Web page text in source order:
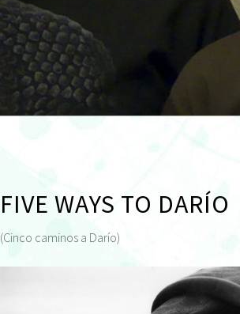
FIVE WAYS TO DARÍO
(Cinco caminos a Darío)